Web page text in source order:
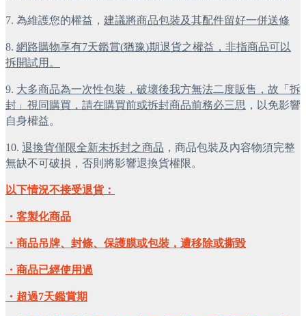
7. 為維護您的權益， 建議將商品包裝及其配件留好一併送修
8. 網路購物享有7天鑑賞(猶豫)期退貨之權益，非指商品可以
拆開試用。
9. 大多商品為一次性包裝，破壞後我方無法二度販售，故「拆
封」視同購買，請在購買前或拆封商品前務必三思 ，以免影響
自身權益。
10. 退換貨僅限全新未拆封之商品 ，商品包裝及內容物須完整
無缺不可破損，否則將影響退換貨權限。
以下情況不接受退貨：
・客製化商品
・商品吊牌、封條、保護膜或包裝，遭移除或撕毀
・商品已經使用過
・超過7天鑑賞期